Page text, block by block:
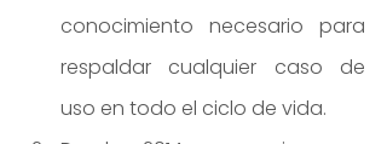
conocimiento necesario para
respaldar cualquier caso de
uso en todo el ciclo de vida.